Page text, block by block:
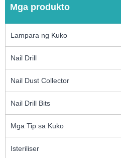
Mga produkto
Lampara ng Kuko
Nail Drill
Nail Dust Collector
Nail Drill Bits
Mga Tip sa Kuko
Isteriliser